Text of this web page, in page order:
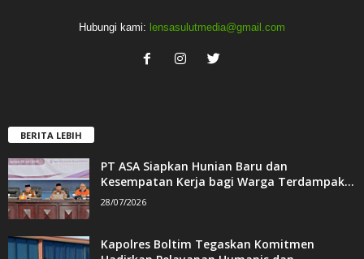
Hubungi kami: lensasulutmedia@gmail.com
BERITA LEBIH
PT ASA Siapkan Hunian Baru dan
Kesempatan Kerja bagi Warga Terdampak...
28/07/2026
Kapolres Boltim Tegaskan Komitmen